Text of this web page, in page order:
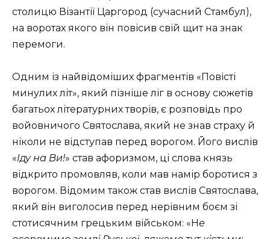
столицю Візантії Царгород (сучасний Стамбул),
на воротах якого він повісив свій щит на знак
перемоги.
Одним із найвідоміших фрагментів «Повісті
минулих літ», який пізніше ліг в основу сю­жетів
багатьох літературних творів, є розповідь про
войовничого Свя­тослава, який не знав страху й
ніколи не відступав перед ворогом. Його вислів
«Іду на Ви!» став афоризмом, ці слова князь
відкрито промовляв, коли мав намір боротися з
ворогом. Відомим також став вислів Свято­слава,
який він виголосив перед нерівним боєм зі
стотисячним грець­ким військом: «Не